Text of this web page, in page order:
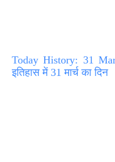
Today History: 31
इतिहास में 31 मार्च का दिन